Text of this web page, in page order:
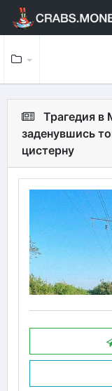
Трагедия в
заденувшись
цистерну